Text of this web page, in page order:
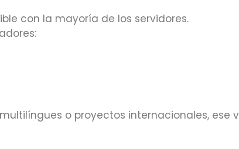
con la mayoría de los servidores.
o proyectos internacionales, ese